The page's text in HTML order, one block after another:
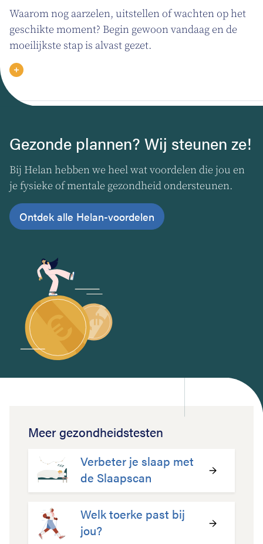
Waarom nog aarzelen, uitstellen of wachten op het
geschikte moment? Begin gewoon vandaag en de
moeilijkste stap is alvast gezet.
Gezonde plannen? Wij steunen ze!
Bij Helan hebben we heel wat voordelen die jou en
je fysieke of mentale gezondheid ondersteunen.
Ontdek alle Helan-voordelen
Meer gezondheidstesten
Verbeter je slaap met
de Slaapscan
Welk toerke past bij
jou?